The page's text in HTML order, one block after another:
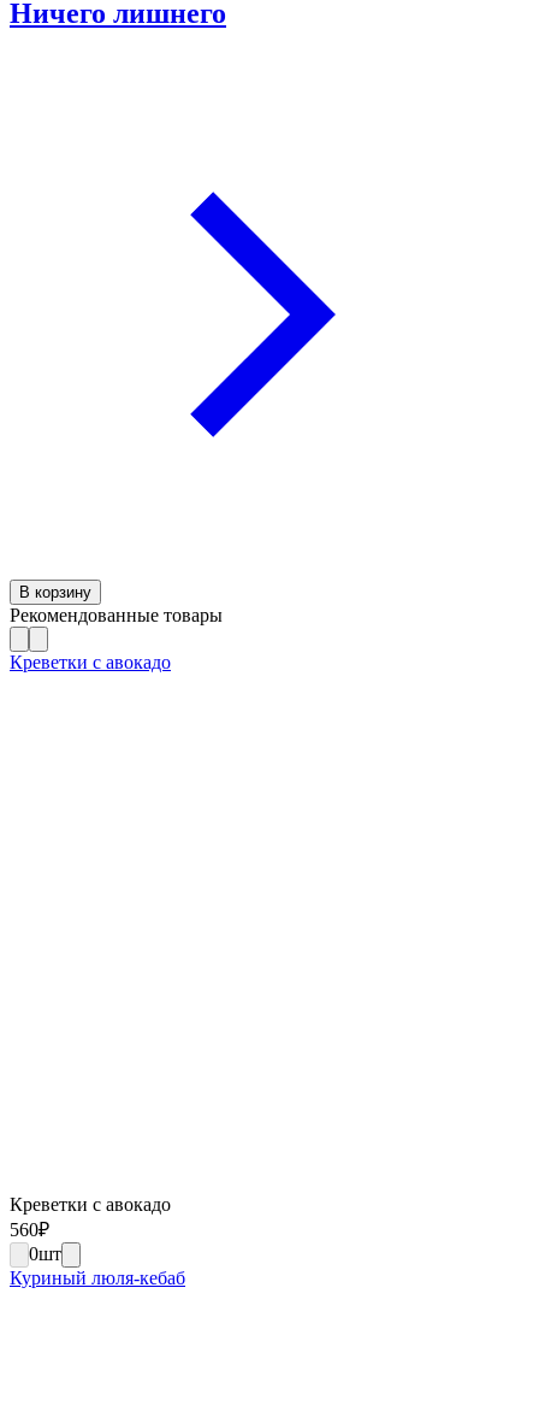
Ничего лишнего
В корзину
Рекомендованные товары
Креветки с авокадо
Креветки с авокадо
560₽
0шт
Куриный люля-кебаб